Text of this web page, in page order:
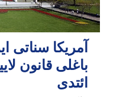
آمریکا سناتی
باغلی قانون
ائتدی